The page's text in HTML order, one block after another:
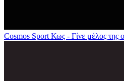
Cosmos Sport Κως - Γίνε μέλος της